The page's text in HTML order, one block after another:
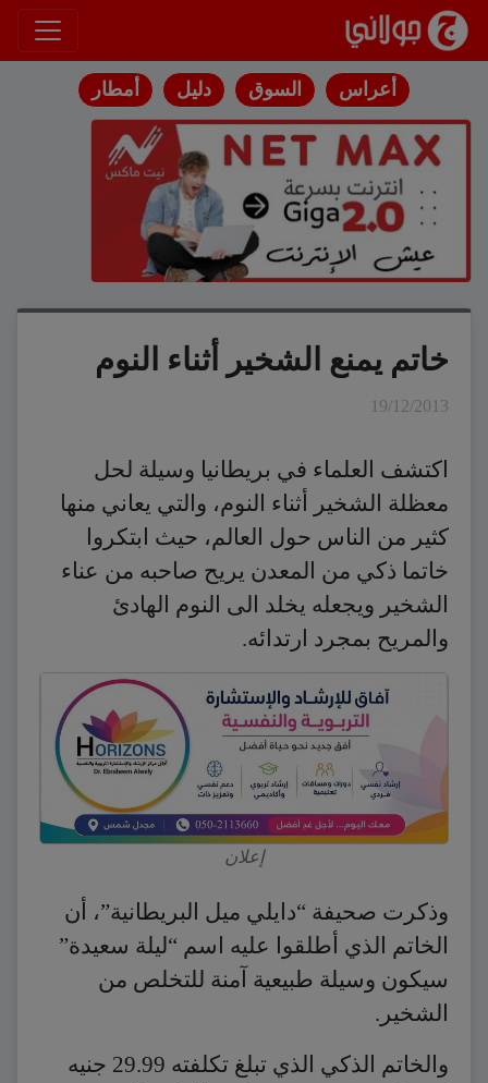
انتقل إلى المحتوى
أعراس السوق دليل أمطار
خاتم يمنع الشخير أثناء النوم
19/12/2013
اكتشف العلماء في بريطانيا وسيلة لحل
معظلة الشخير أثناء النوم، والتي يعاني منها
كثير من الناس حول العالم، حيث ابتكروا
خاتما ذكي من المعدن يريح صاحبه من عناء
الشخير ويجعله يخلد الى النوم الهادئ
والمريح بمجرد ارتدائه.
إعلان
وذكرت صحيفة “دايلي ميل البريطانية”، أن
الخاتم الذي أطلقوا عليه اسم “ليلة سعيدة”
سيكون وسيلة طبيعية آمنة للتخلص من
الشخير.
والخاتم الذكي الذي تبلغ تكلفته 29.99 جنيه